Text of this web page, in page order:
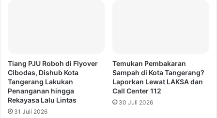
Tiang PJU Roboh di Flyover
Cibodas, Dishub Kota
Tangerang Lakukan
Penanganan hingga
Rekayasa Lalu Lintas
31 Juli 2026
Temukan Pembakaran
Sampah di Kota Tangerang?
Laporkan Lewat LAKSA dan
Call Center 112
30 Juli 2026